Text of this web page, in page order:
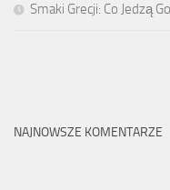
Smaki Grecji: Co Jedzą
NAJNOWSZE KOMENTARZE